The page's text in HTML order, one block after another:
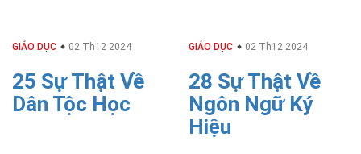
GIÁO DỤC 02 Th12 2024
25 Sự Thật Về
Dân Tộc Học
GIÁO DỤC 02 Th12 2024
28 Sự Thật Về
Ngôn Ngữ Ký
Hiệu